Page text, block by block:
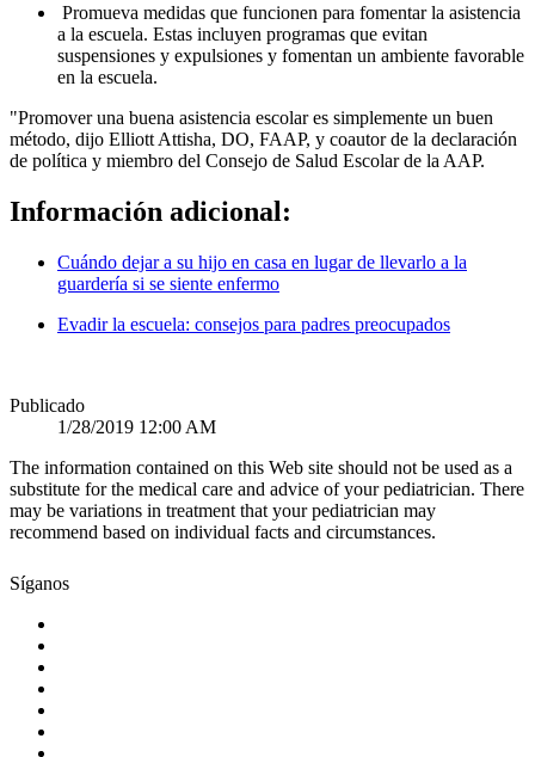
Promueva medidas que funcionen para fomentar la asistencia
a la escuela. Estas incluyen programas que evitan
suspensiones y expulsiones y fomentan un ambiente favorable
en la escuela.
"Promover una buena asistencia escolar es simplemente un buen
método, dijo Elliott Attisha, DO, FAAP, y coautor de la declaración
de política y miembro del Consejo de Salud Escolar de la AAP.
Información adicional:
Cuándo dejar a su hijo en casa en lugar de llevarlo a la
guardería si se siente enfermo
Evadir la escuela: consejos para padres preocupados
Publicado
1/28/2019 12:00 AM
The information contained on this Web site should not be used as a
substitute for the medical care and advice of your pediatrician. There
may be variations in treatment that your pediatrician may
recommend based on individual facts and circumstances.
Síganos